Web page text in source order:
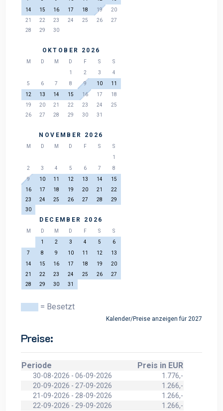
14
15 16 17 18 19
20
21
22 23 24 25 26
27
28
29 30
OKTOBER 2026
M D M D F S
S
1
2 3
4
5
6 7 8 9 10
11
12
13 14 15 16 17
18
19
20 21 22 23 24
25
26
27 28 29 30 31
NOVEMBER 2026
M D M D F S
S
1
2
3 4 5 6 7
8
9
10 11 12 13 14
15
16
17 18 19 20 21
22
23
24 25 26 27 28
29
30
DECEMBER 2026
M D M D F S
S
1
2 3 4 5
6
7
8 9 10 11 12
13
14
15 16 17 18 19
20
21
22 23 24 25 26
27
28
29 30 31
= Besetzt
Kalender/Preise anzeigen für 2027
Preise:
Periode Preis in EUR
30-08-2026 - 06-09-2026
1.776,-
20-09-2026 - 27-09-2026
1.266,-
21-09-2026 - 28-09-2026
1.266,-
22-09-2026 - 29-09-2026
1.266,-